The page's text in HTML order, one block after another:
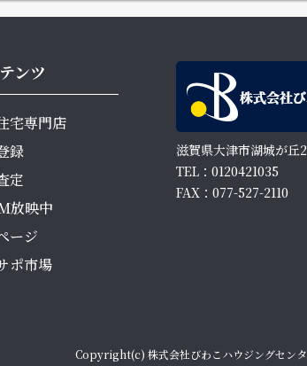
ンツ
宅専門店
録
定
放映中
ージ
ポ市場
滋賀県大津市湖城が丘
TEL：0120421035
FAX：077-527-2110
Copyright(c) 株式会社びわこハウジングセン